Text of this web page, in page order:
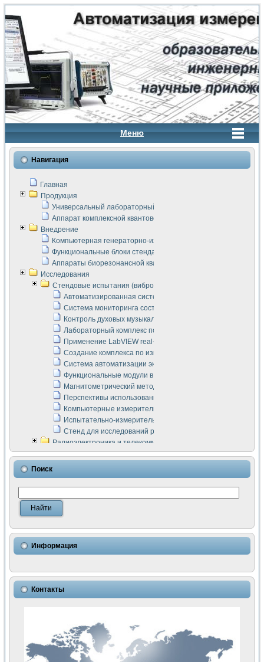
Меню
Навигация
Главная
Продукция
Универсальный лабораторный стенд "Сигнал-USB"
Аппарат комплексной квантовой терапии Интроскан
Внедрение
Компьютерная генераторно-измерительная система
Функциональные блоки стенда "Сигнал-USB"
Аппараты биорезонансной квантовой терапии серии СКАН
Исследования
Стендовые испытания (виброакустика, тензометрия и т.п.)
Автоматизированная система измерения параметров
Система мониторинга состояния тяговых
Контроль духовых музыкальных инструментов
Лабораторный комплекс по исследованию элементной
Применение LabVIEW real-time module для
Создание комплекса по измерению скорости подвижного
Система автоматизации экспериментальных
Функциональные модули в стандарте Nl SCXI для
Магнитометрический метод в дефектоскопии сварных
Перспективы использования машинного зрения в
Компьютерные измерительные системы для
Испытательно-измерительный комплекс аппаратуры для
Стенд для исследований рабочих процессов ДВС в
Радиоэлектроника и телекоммуникации
LabVIEW в расчетах радиолиний систем передачи данных
Аппаратно-программный комплекс для исследования
Виртуальный лабораторный стенд для исследования
Измерение шумовых параметров операционных
Измерительный преобразователь на основе цифровой
Использование NI LabVIEW для математического
Исследовние возможности создания измерителя ВАХ
Математическое моделирование генератора сигналов -
Применение осциллографического модуля с высоким
Симуляция отклика импульсного радиолокационного
Автоматизация формирования уравнений состояния для
Разработка автоматизированного стенда для измерения
Применение среды LabVIEW для построения картины
Портативная система для определения показателей
Использование LabVIEW для управления источником
Поиск
Информация
Контакты